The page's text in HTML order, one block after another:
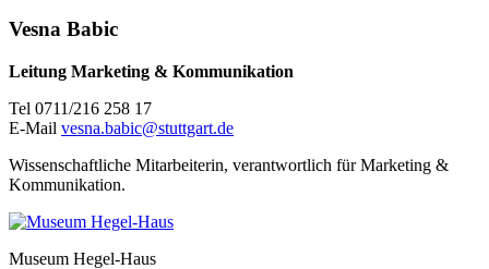
Vesna Babic
Leitung Marketing & Kommunikation
Tel 0711/216 258 17
E-Mail vesna.babic@stuttgart.de
Wissenschaftliche Mitarbeiterin, verantwortlich für Marketing &
Kommunikation.
Museum Hegel-Haus